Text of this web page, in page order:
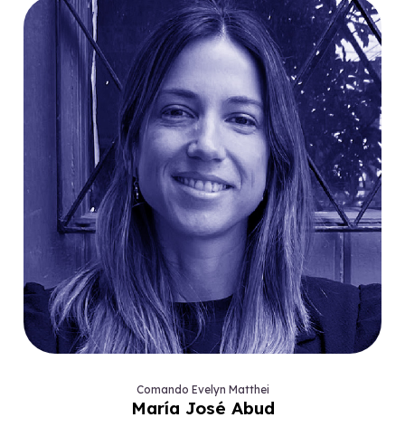
Comando Evelyn Matthei
María José Abud